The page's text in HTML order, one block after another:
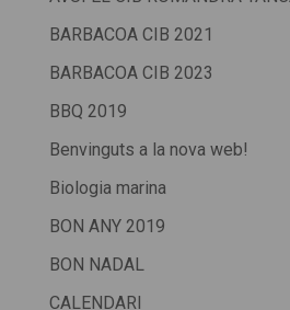
BARBACOA CIB 2021
BARBACOA CIB 2023
BBQ 2019
Benvinguts a la nova web!
Biologia marina
BON ANY 2019
BON NADAL
CALENDARI